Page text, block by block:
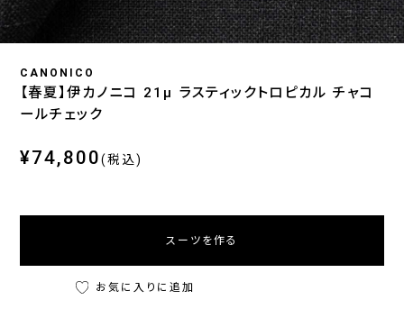
CANONICO
【春夏】伊カノニコ 21μ ラスティックトロピカル チャコ
ールチェック
¥74,800(税込)
スーツを作る
お気に入りに追加